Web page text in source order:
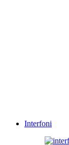
Interfoni